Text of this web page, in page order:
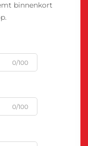
binnenkort
0/100
0/100